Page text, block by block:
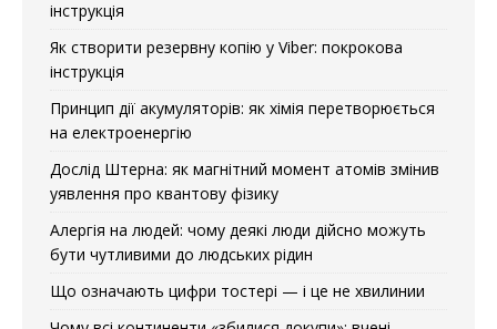
інструкція
Як створити резервну копію у Viber: покрокова
інструкція
Принцип дії акумуляторів: як хімія перетворюється
на електроенергію
Дослід Штерна: як магнітний момент атомів змінив
уявлення про квантову фізику
Алергія на людей: чому деякі люди дійсно можуть
бути чутливими до людських рідин
Що означають цифри тостері — і це не хвилинии